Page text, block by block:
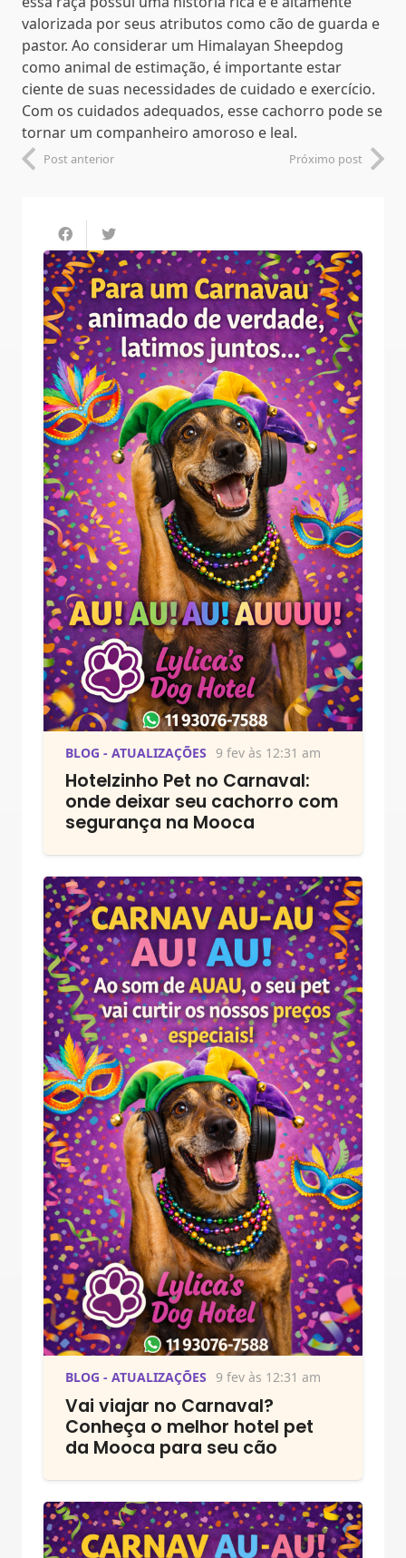
valorizada por seus atributos como cão de guarda e
pastor. Ao considerar um Himalayan Sheepdog
como animal de estimação, é importante estar
ciente de suas necessidades de cuidado e exercício.
Com os cuidados adequados, esse cachorro pode se
tornar um companheiro amoroso e leal.
Post anterior Próximo post
BLOG - ATUALIZAÇÕES 9 fev às 12:31 am
Hotelzinho Pet no Carnaval:
onde deixar seu cachorro com
segurança na Mooca
BLOG - ATUALIZAÇÕES 9 fev às 12:31 am
Vai viajar no Carnaval?
Conheça o melhor hotel pet
da Mooca para seu cão